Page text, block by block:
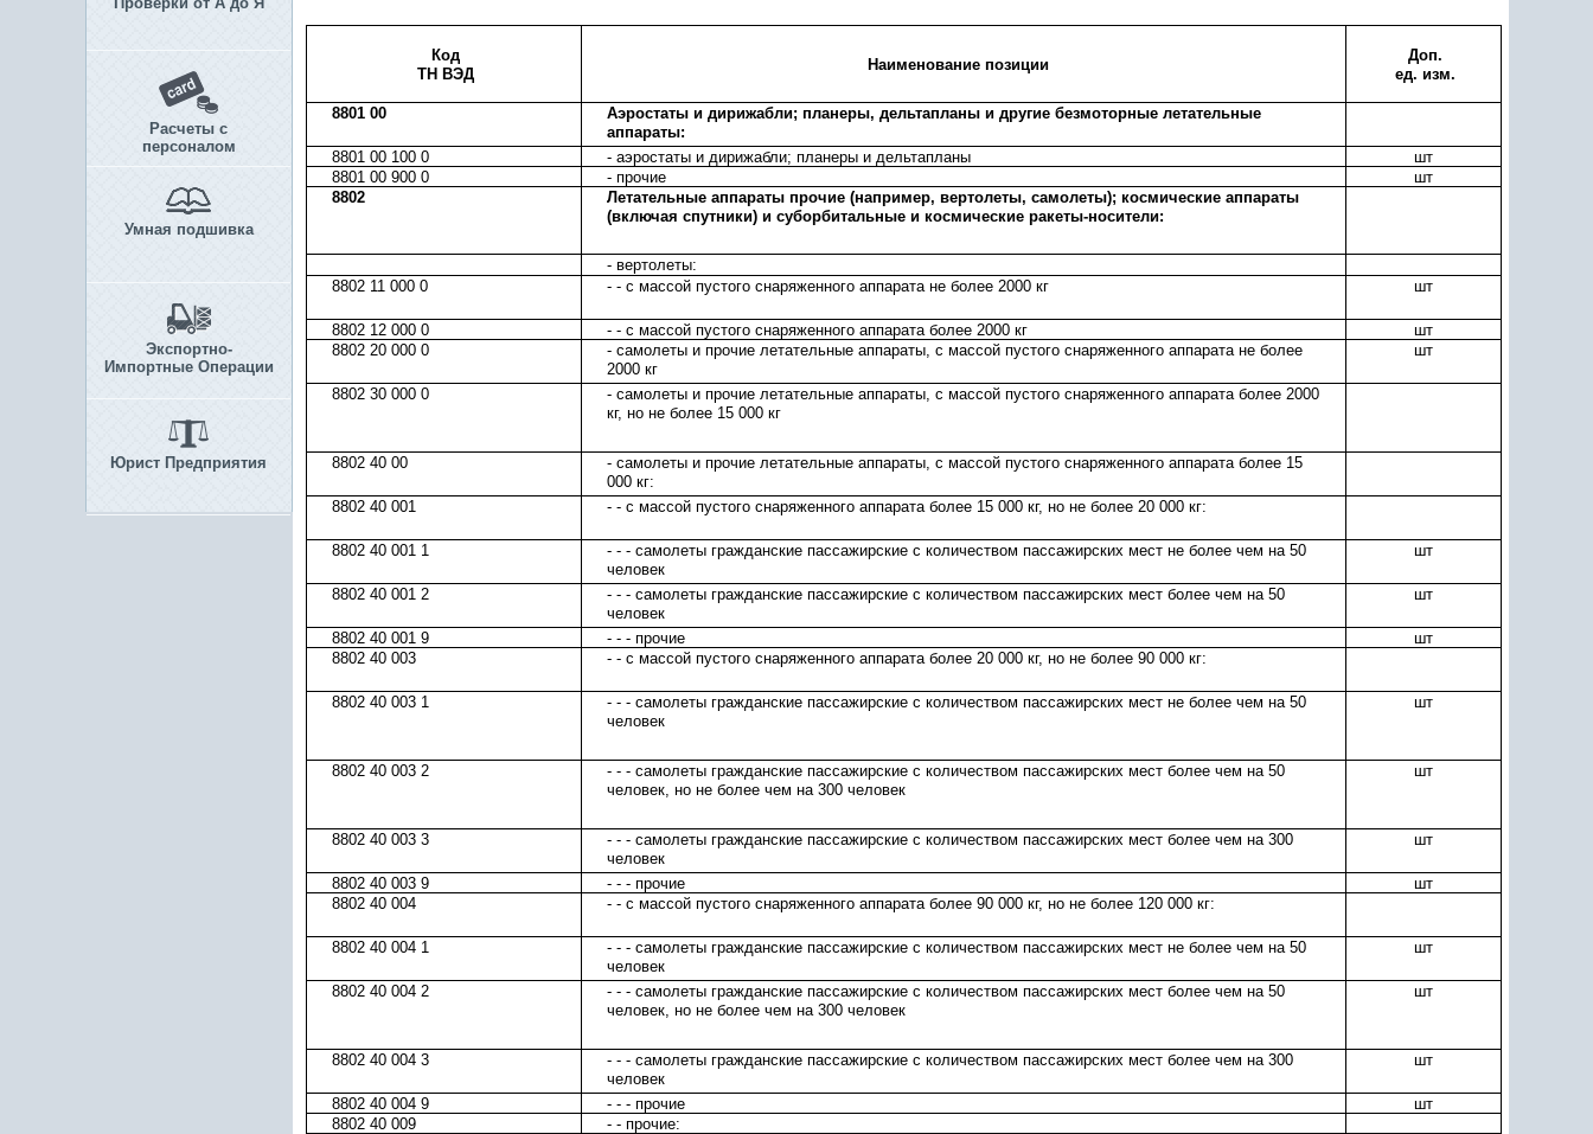
Расчеты с
персоналом
Умная подшивка
Экспортно-
Импортные Операции
Юрист Предприятия
Код
ТН ВЭД
Наименование позиции
Доп.
ед. изм.
8801 00
Аэростаты и дирижабли; планеры, дельтапланы и другие безмоторные летательные
аппараты:
8801 00 100 0
- аэростаты и дирижабли; планеры и дельтапланы
шт
8801 00 900 0
- прочие
шт
8802
Летательные аппараты прочие (например, вертолеты, самолеты); космические аппараты
(включая спутники) и суборбитальные и космические ракеты-носители:
- вертолеты:
8802 11 000 0
- - с массой пустого снаряженного аппарата не более 2000 кг шт
8802 12 000 0 - - с массой пустого снаряженного аппарата более 2000 кг
шт
8802 20 000 0
- самолеты и прочие летательные аппараты, с массой пустого снаряженного аппарата не более
2000 кг
шт
8802 30 000 0
- самолеты и прочие летательные аппараты, с массой пустого снаряженного аппарата более 2000
кг, но не более 15 000 кг
8802 40 00
- самолеты и прочие летательные аппараты, с массой пустого снаряженного аппарата более 15
000 кг:
8802 40 001
- - с массой пустого снаряженного аппарата более 15 000 кг, но не более 20 000 кг:
8802 40 001 1
- - - самолеты гражданские пассажирские с количеством пассажирских мест не более чем на 50
человек
шт
8802 40 001 2
- - - самолеты гражданские пассажирские с количеством пассажирских мест более чем на 50
человек
шт
8802 40 001 9 - - - прочие
шт
8802 40 003
- - с массой пустого снаряженного аппарата более 20 000 кг, но не более 90 000 кг:
8802 40 003 1
- - - самолеты гражданские пассажирские с количеством пассажирских мест не более чем на 50
человек
шт
8802 40 003 2
- - - самолеты гражданские пассажирские с количеством пассажирских мест более чем на 50
человек, но не более чем на 300 человек
шт
8802 40 003 3
- - - самолеты гражданские пассажирские с количеством пассажирских мест более чем на 300
человек
шт
8802 40 003 9 - - - прочие
шт
8802 40 004
- - с массой пустого снаряженного аппарата более 90 000 кг, но не более 120 000 кг:
8802 40 004 1
- - - самолеты гражданские пассажирские с количеством пассажирских мест не более чем на 50
человек
шт
8802 40 004 2
- - - самолеты гражданские пассажирские с количеством пассажирских мест более чем на 50
человек, но не более чем на 300 человек
шт
8802 40 004 3
- - - самолеты гражданские пассажирские с количеством пассажирских мест более чем на 300
человек
шт
8802 40 004 9 - - - прочие
шт
8802 40 009
- - прочие: